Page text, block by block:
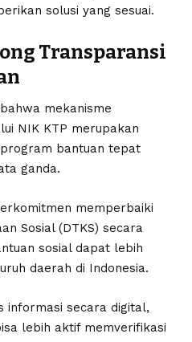
solusi yang sesuai.
Transparansi
mekanisme
NIK KTP merupakan
bantuan tepat
ganda.
memperbaiki
Sosial (DTKS) secara
sosial dapat lebih
daerah di Indonesia.
informasi secara digital,
lebih aktif memverifikasi